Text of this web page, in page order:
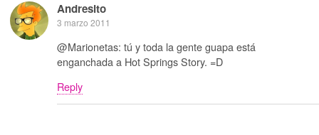
Andresito
3 marzo 2011
@Marionetas: tú y toda la gente guapa está
enganchada a Hot Springs Story. =D
Reply